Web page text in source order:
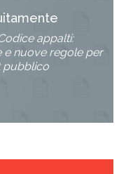
appalti:
e nuove regole per
pubblico